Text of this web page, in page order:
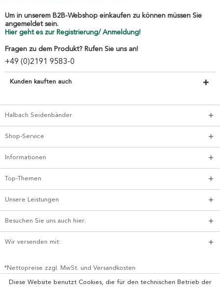
Um in unserem B2B-Webshop einkaufen zu können müssen Sie
angemeldet sein.
Hier geht es zur Registrierung/ Anmeldung!
Fragen zu dem Produkt? Rufen Sie uns an!
+49 (0)2191 9583-0
Kunden kauften auch
Halbach Seidenbänder
Shop-Service
Informationen
Top-Themen
Unsere Leistungen
Besuchen Sie uns auch hier:
Wir versenden mit:
*Nettopreise zzgl. MwSt. und Versandkosten
Diese Website benutzt Cookies, die für den technischen Betrieb der